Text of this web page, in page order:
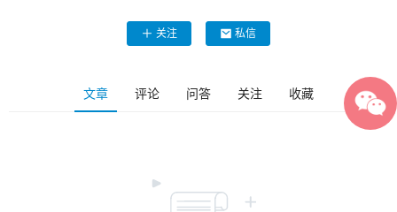
关注 私信
文章 评论 问答 关注 收藏